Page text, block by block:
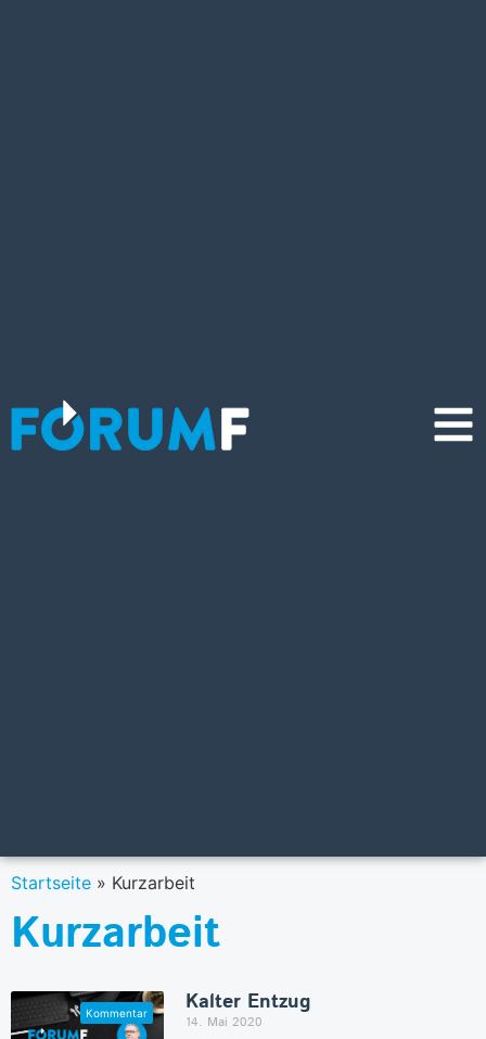
Startseite » Kurzarbeit
Kurzarbeit
Kalter Entzug
14. Mai 2020